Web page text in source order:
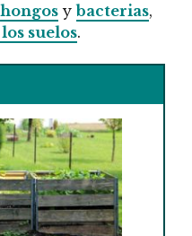
hongos ybacterias,
suelos.